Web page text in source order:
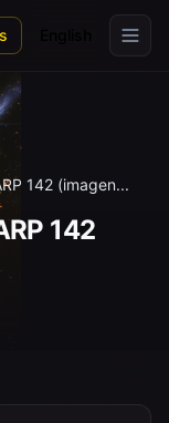
142 (imagen...
142